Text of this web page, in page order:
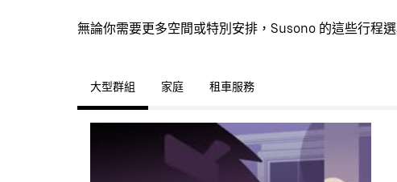
無論你需要更多空間或特別安排，Susono 的這些行程
大型群組 家庭 租車服務